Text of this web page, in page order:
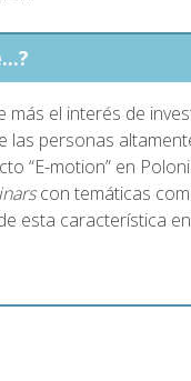
más el interés de
las personas
“E-motion” en
con temáticas
esta característica